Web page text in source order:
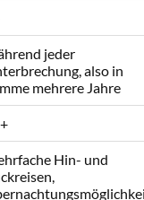
jeder
also in
mehrere Jahre
Hin- und